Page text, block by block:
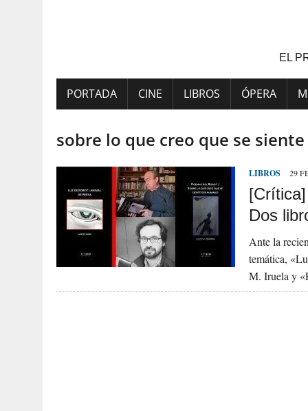
EL
PORTADA CINE LIBROS ÓPERA
sobre lo que creo que se
LIBROS 29
Dos
Ante la
temática,
M. Iruela y